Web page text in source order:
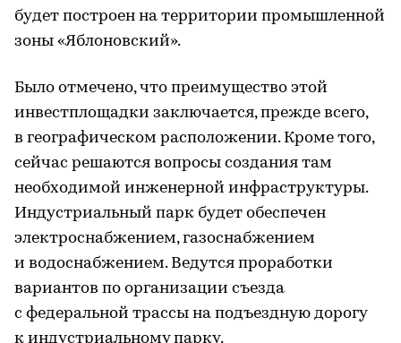
будет построен на территории промышленной
зоны «Яблоновский».
Было отмечено, что преимущество этой
инвестплощадки заключается, прежде всего,
в географическом расположении. Кроме того,
сейчас решаются вопросы создания там
необходимой инженерной инфраструктуры.
Индустриальный парк будет обеспечен
электроснабжением, газоснабжением
и водоснабжением. Ведутся проработки
вариантов по организации съезда
с федеральной трассы на подъездную дорогу
к индустриальному парку.